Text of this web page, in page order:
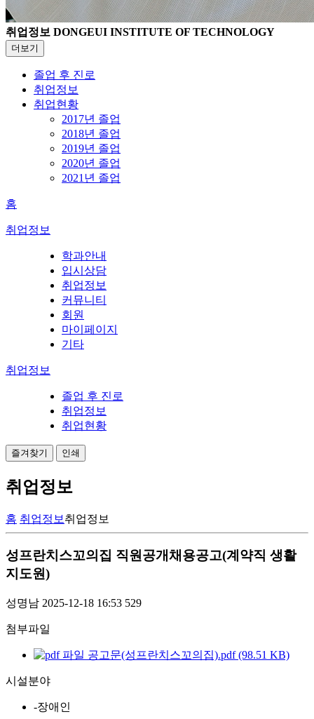
취업정보 DONGEUI INSTITUTE OF TECHNOLOGY
더보기
졸업 후 진로
취업정보
취업현황
2017년 졸업
2018년 졸업
2019년 졸업
2020년 졸업
2021년 졸업
홈
취업정보
학과안내
입시상담
취업정보
커뮤니티
회원
마이페이지
기타
취업정보
졸업 후 진로
취업정보
취업현황
즐겨찾기 인쇄
취업정보
홈 취업정보 취업정보
성프란치스꼬의집 직원공개채용공고(계약직 생활
지도원)
성명남 2025-12-18 16:53 529
첨부파일
공고문(성프란치스꼬의집).pdf (98.51 KB)
시설분야
-장애인